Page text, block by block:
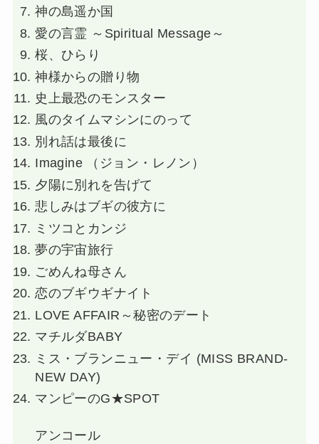
神の島遥か国
愛の言霊 ～Spiritual Message～
桜、ひらり
神様からの贈り物
史上最恐のモンスター
風のタイムマシンにのって
別れ話は最後に
Imagine （ジョン・レノン）
夕陽に別れを告げて
悲しみはブギの彼方に
ミツコとカンジ
夢の宇宙旅行
ごめんね母さん
恋のブギウギナイト
LOVE AFFAIR～秘密のデート
マチルダBABY
ミス・ブランニュー・デイ (MISS BRAND-
NEW DAY)
マンピーのG★SPOT
アンコール